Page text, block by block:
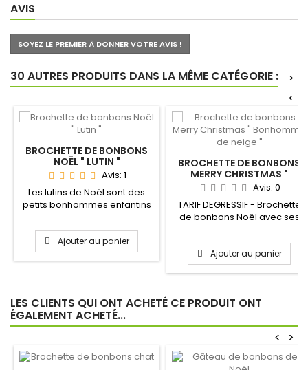
AVIS
SOYEZ LE PREMIER À DONNER VOTRE AVIS !
30 AUTRES PRODUITS DANS LA MÊME CATÉGORIE :
>
<
BROCHETTE DE BONBONS
NOËL " LUTIN "
Avis: 1
Les lutins de Noël sont des
petits bonhommes enfantins
Ajouter au panier
BROCHETTE DE BONBONS
MERRY CHRISTMAS "
BONHOMME DE NEIGE "
Avis: 0
TARIF DEGRESSIF - Brochette
de bonbons Noël avec ses
Ajouter au panier
LES CLIENTS QUI ONT ACHETÉ CE PRODUIT ONT
ÉGALEMENT ACHETÉ...
>
<